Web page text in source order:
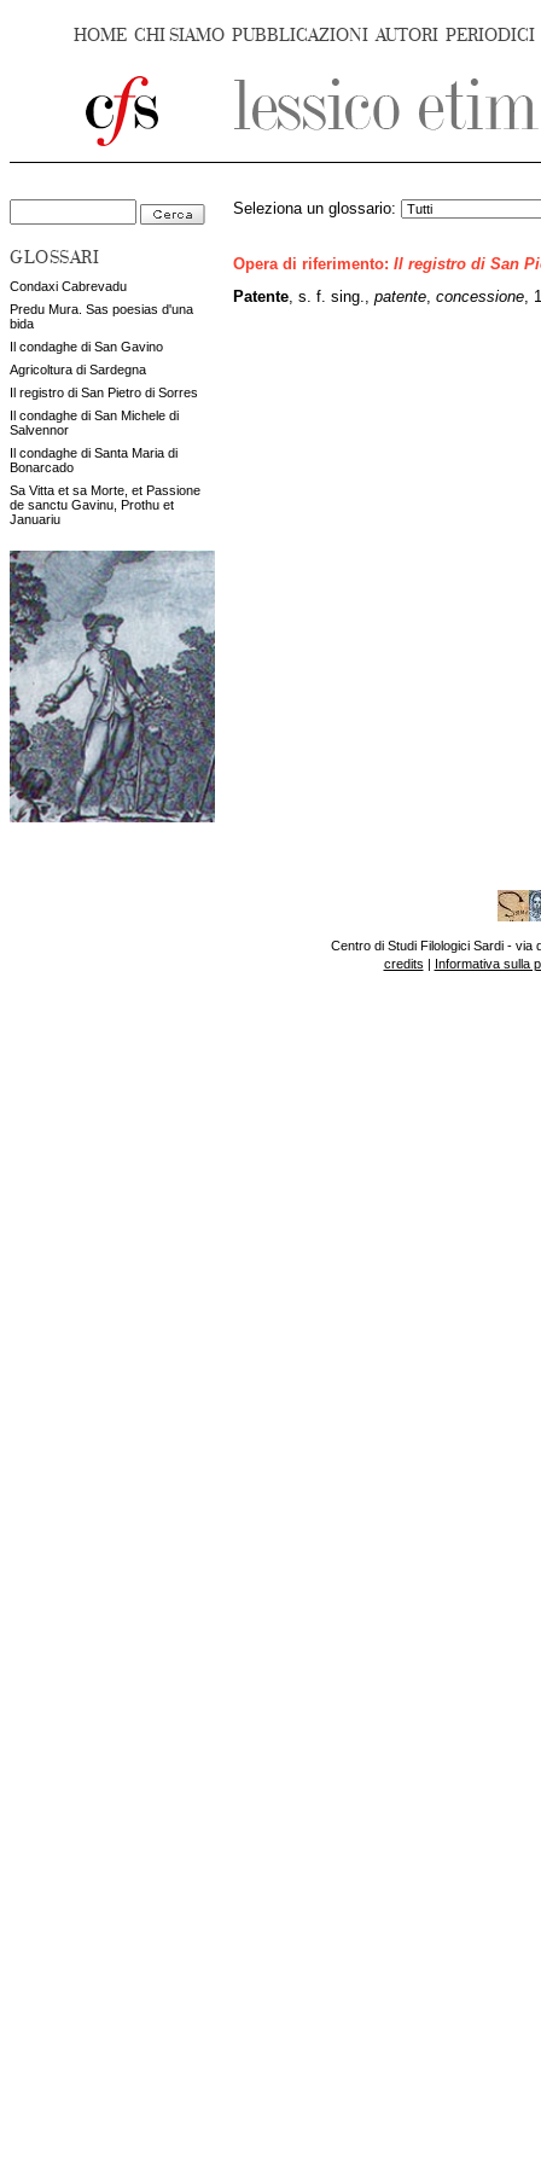
HOME CHI SIAMO PUBBLICAZIONI AUTORI PERIODICI
GLOSSARI
Condaxi Cabrevadu
Predu Mura. Sas poesias d'una
bida
Il condaghe di San Gavino
Agricoltura di Sardegna
Il registro di San Pietro di Sorres
Il condaghe di San Michele di
Salvennor
Il condaghe di Santa Maria di
Bonarcado
Sa Vitta et sa Morte, et Passione
de sanctu Gavinu, Prothu et
Januariu
Seleziona un glossario:
Opera di riferimento: Il registro di San
Patente , s. f. sing., patente concessione
Centro di Studi Filologici Sardi - via
credits | Informativa sulla